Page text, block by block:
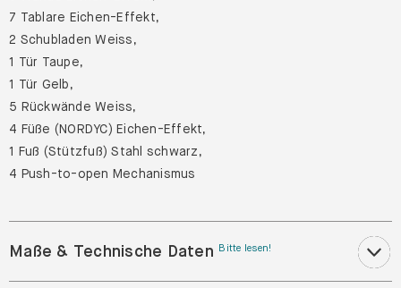
7 Tablare Eichen-Effekt,
2 Schubladen Weiss,
1 Tür Taupe,
1 Tür Gelb,
5 Rückwände Weiss,
4 Füße (NORDYC) Eichen-Effekt,
1 Fuß (Stützfuß) Stahl schwarz,
4 Push-to-open Mechanismus
Maße & Technische Daten Bitte lesen!